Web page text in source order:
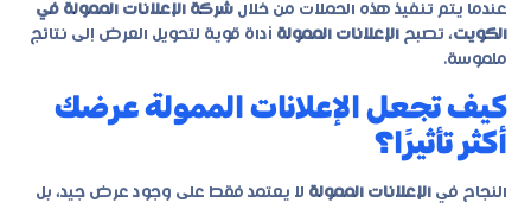
عندما يتم تنفيذ هذه الحملات من خلال شركة الإعلانات الممولة في
الكويت، تصبح الإعلانات الممولة أداة قوية لتحويل العرض إلى نتائج
ملموسة.
كيف تجعل الإعلانات الممولة عرضك
أكثر تأثيرًا؟
النجاح في الإعلانات الممولة لا يعتمد فقط على وجود عرض جيد، بل